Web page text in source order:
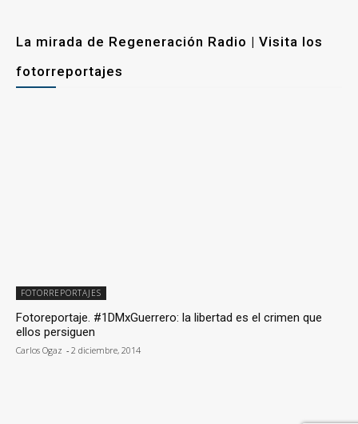
La mirada de Regeneración Radio | Visita los
fotorreportajes
FOTORREPORTAJES
Fotoreportaje. #1DMxGuerrero: la libertad es el crimen que
ellos persiguen
Carlos Ogaz - 2 diciembre, 2014